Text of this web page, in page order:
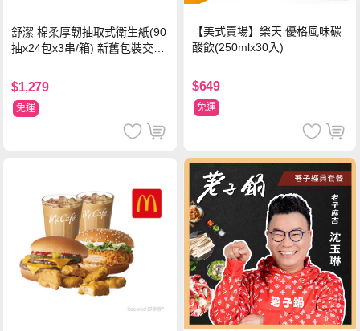
舒潔 棉柔厚韌抽取式衛生紙(90
抽x24包x3串/箱) 新舊包裝交替
$1,279
免運
【美式賣場】樂天 優格風味碳
酸飲(250mlx30入)
$649
免運